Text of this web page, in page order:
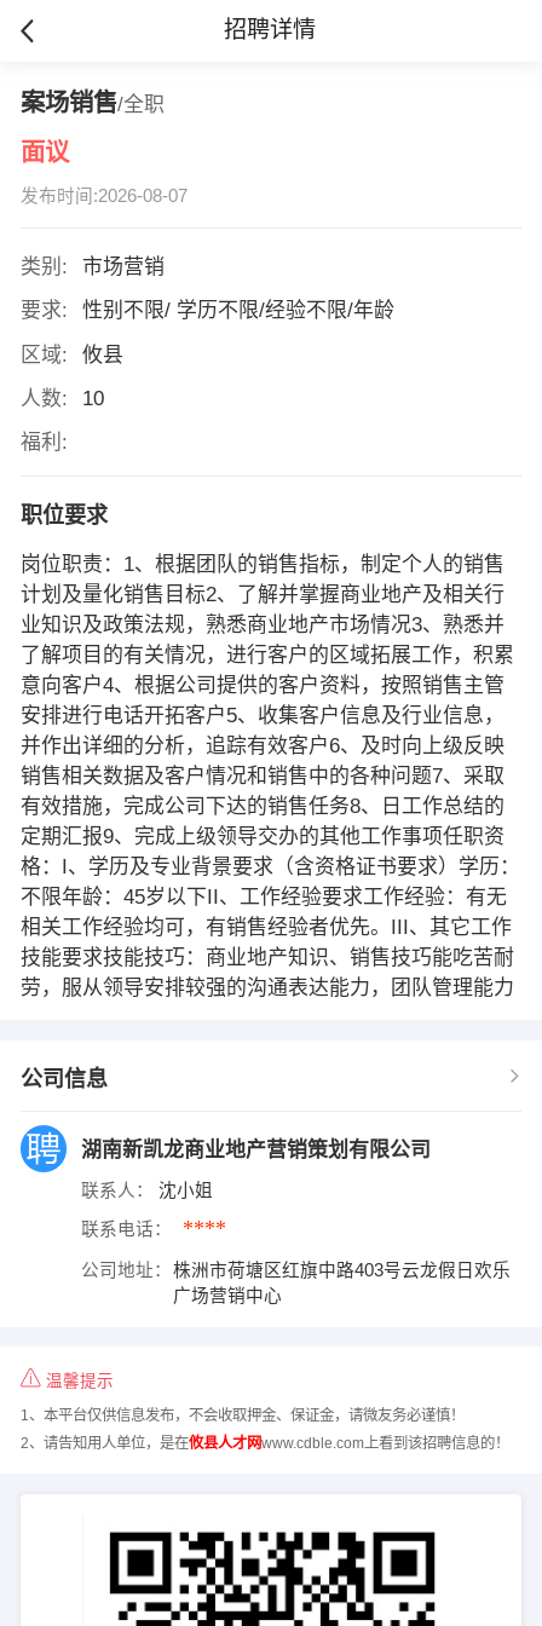
招聘详情
案场销售/全职
面议
发布时间:2026-08-07
类别:
市场营销
要求:
性别不限/ 学历不限/经验不限/年龄
区域:
攸县
人数:
10
福利:
职位要求
岗位职责：1、根据团队的销售指标，制定个人的销售
计划及量化销售目标2、了解并掌握商业地产及相关行
业知识及政策法规，熟悉商业地产市场情况3、熟悉并
了解项目的有关情况，进行客户的区域拓展工作，积累
意向客户4、根据公司提供的客户资料，按照销售主管
安排进行电话开拓客户5、收集客户信息及行业信息，
并作出详细的分析，追踪有效客户6、及时向上级反映
销售相关数据及客户情况和销售中的各种问题7、采取
有效措施，完成公司下达的销售任务8、日工作总结的
定期汇报9、完成上级领导交办的其他工作事项任职资
格：I、学历及专业背景要求（含资格证书要求）学历：
不限年龄：45岁以下II、工作经验要求工作经验：有无
相关工作经验均可，有销售经验者优先。III、其它工作
技能要求技能技巧：商业地产知识、销售技巧能吃苦耐
劳，服从领导安排较强的沟通表达能力，团队管理能力
公司信息
湖南新凯龙商业地产营销策划有限公司
联系人： 沈小姐
联系电话： ****
公司地址：
株洲市荷塘区红旗中路403号云龙假日欢乐
广场营销中心
温馨提示
1、本平台仅供信息发布，不会收取押金、保证金，请微友务必谨慎！
2、请告知用人单位，是在攸县人才网www.cdble.com上看到该招聘信息的！